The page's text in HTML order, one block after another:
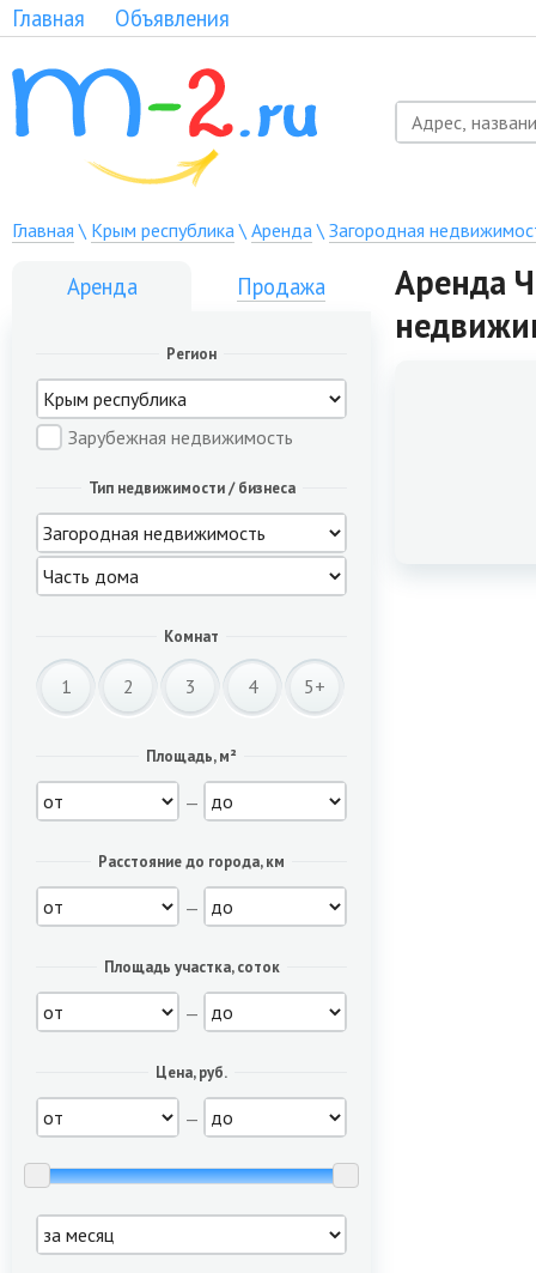
Главная Объявления
Главная \ Крым республика\ Аренда\ Загородная
Аренда Продажа
Регион
Зарубежная недвижимость
Тип недвижимости / бизнеса
Комнат
1 2 3 4 5+
Площадь, м²
—
Расстояние до города, км
—
Площадь участка, соток
—
Цена, руб.
—
Аренда